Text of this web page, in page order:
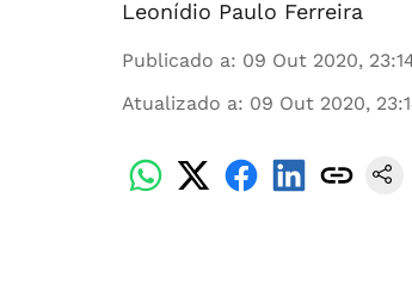
Leonídio Paulo Ferreira
Publicado a: 09 Out 2020,
Atualizado a: 09 Out 2020,